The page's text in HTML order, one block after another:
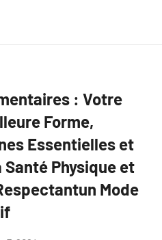
: Votre
Forme,
Essentielles et
Physique et
Mode